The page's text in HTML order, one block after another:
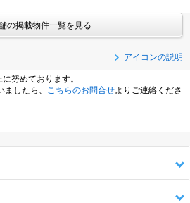
の掲載物件一覧を見る
アイコンの説明
努めております。
ましたら、 こちらのお問合せよりご連絡くださ